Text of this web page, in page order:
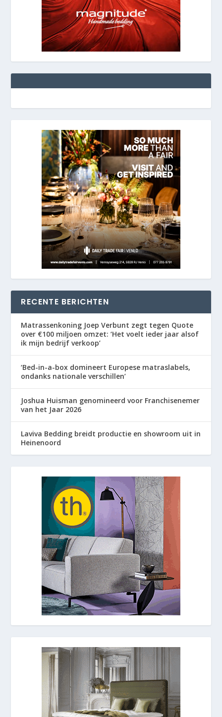
RECENTE BERICHTEN
Matrassenkoning Joep Verbunt zegt tegen Quote
over €100 miljoen omzet: ‘Het voelt ieder jaar alsof
ik mijn bedrijf verkoop’
‘Bed-in-a-box domineert Europese matraslabels,
ondanks nationale verschillen’
Joshua Huisman genomineerd voor Franchisenemer
van het Jaar 2026
Laviva Bedding breidt productie en showroom uit in
Heinenoord